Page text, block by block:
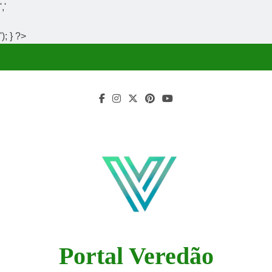
','
'); } ?>
Portal Veredão